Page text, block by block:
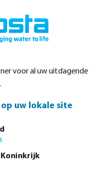
opslagtanks van
U kunt kiezen uit meer
inhouden.
voor al uw uitdagende
uw lokale site